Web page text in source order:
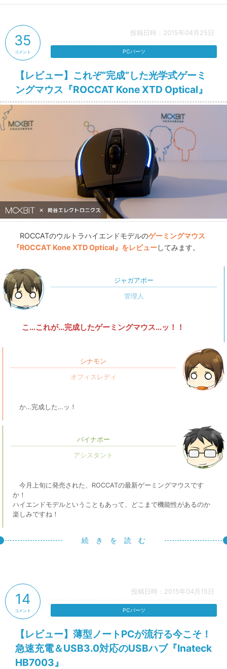
投稿日時：2015年04月25日
【レビュー】これぞ“完成”した光学式ゲーミ
ングマウス『ROCCAT Kone XTD Optical』
35
コメント PCパーツ
ROCCATのウルトラハイエンドモデルのゲーミングマウス
『ROCCAT Kone XTD Optical』をレビューしてみます。
ジャガアポー
こ…これが…完成したゲーミングマウス…ッ！！
シナモン
か…完成した…ッ！
パイナポー
今月上旬に発売された、ROCCATの最新ゲーミングマウスです
か！
ハイエンドモデルということもあって、どこまで機能性があるのか
楽しみですね！
続 き を 読 む
投稿日時：2015年04月15日
【レビュー】薄型ノートPCが流行る今こそ！
急速充電＆USB3.0対応のUSBハブ『Inateck
HB7003』
14
コメント PCパーツ